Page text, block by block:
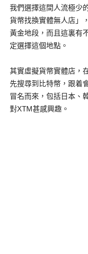
我們選擇這間人流極少
貨幣找換實體無人店」
黃金地段，而且這裏有
定選擇這個地點。
其實虛擬貨幣實體店，
先搜尋到比特幣，跟着
冒名而來，包括日本、
對XTM甚感興趣。